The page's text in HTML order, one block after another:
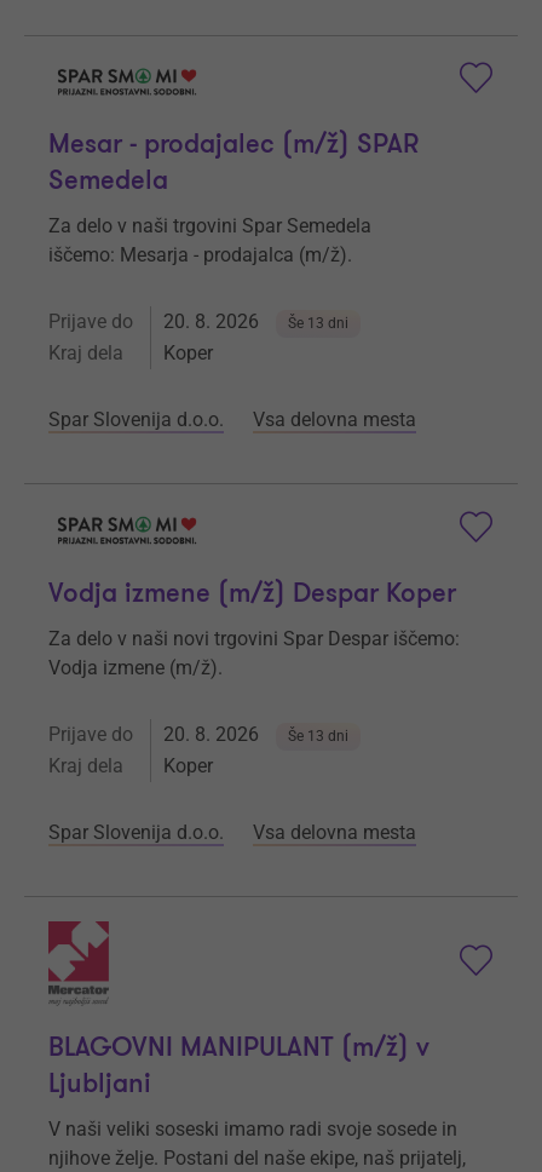
Mesar - prodajalec (m/ž) SPAR
Semedela
Za delo v naši trgovini Spar Semedela
iščemo: Mesarja - prodajalca (m/ž).
Prijave do 20. 8. 2026 Še 13 dni
Kraj dela Koper
Spar Slovenija d.o.o. Vsa delovna mesta
Vodja izmene (m/ž) Despar Koper
Za delo v naši novi trgovini Spar Despar iščemo:
Vodja izmene (m/ž).
Prijave do 20. 8. 2026 Še 13 dni
Kraj dela Koper
Spar Slovenija d.o.o. Vsa delovna mesta
BLAGOVNI MANIPULANT (m/ž) v
Ljubljani
V naši veliki soseski imamo radi svoje sosede in
njihove želje. Postani del naše ekipe, naš prijatelj,